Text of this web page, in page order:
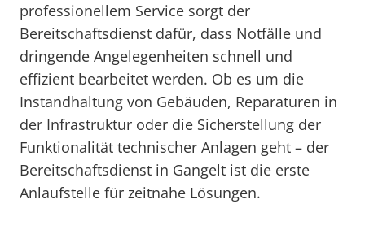
professionellem Service sorgt der
Bereitschaftsdienst dafür, dass Notfälle und
dringende Angelegenheiten schnell und
effizient bearbeitet werden. Ob es um die
Instandhaltung von Gebäuden, Reparaturen in
der Infrastruktur oder die Sicherstellung der
Funktionalität technischer Anlagen geht – der
Bereitschaftsdienst in Gangelt ist die erste
Anlaufstelle für zeitnahe Lösungen.